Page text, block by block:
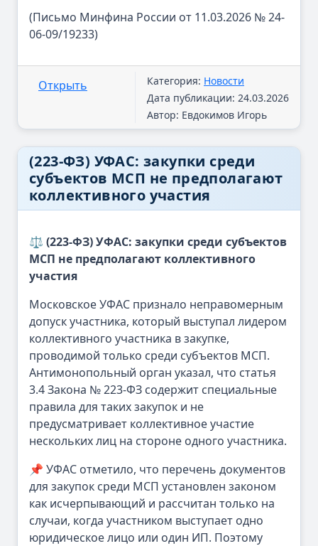
(Письмо Минфина России от 11.03.2026 № 24-
06-09/19233)
Открыть Категория: Новости
Дата публикации: 24.03.2026
Автор: Евдокимов Игорь
(223-ФЗ) УФАС: закупки среди
субъектов МСП не предполагают
коллективного участия
⚖️ (223-ФЗ) УФАС: закупки среди субъектов
МСП не предполагают коллективного
участия
Московское УФАС признало неправомерным
допуск участника, который выступал лидером
коллективного участника в закупке,
проводимой только среди субъектов МСП.
Антимонопольный орган указал, что статья
3.4 Закона № 223-ФЗ содержит специальные
правила для таких закупок и не
предусматривает коллективное участие
нескольких лиц на стороне одного участника.
📌 УФАС отметило, что перечень документов
для закупок среди МСП установлен законом
как исчерпывающий и рассчитан только на
случаи, когда участником выступает одно
юридическое лицо или один ИП. Поэтому